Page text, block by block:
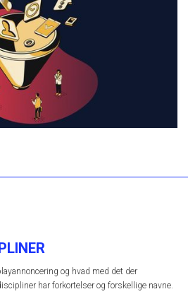
og hvad med det der
har forkortelser og forskellige navne.